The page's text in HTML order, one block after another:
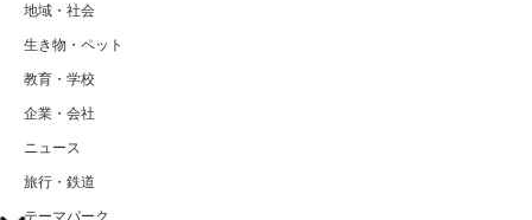
地域・社会
生き物・ペット
教育・学校
企業・会社
ニュース
旅行・鉄道
テーマパーク